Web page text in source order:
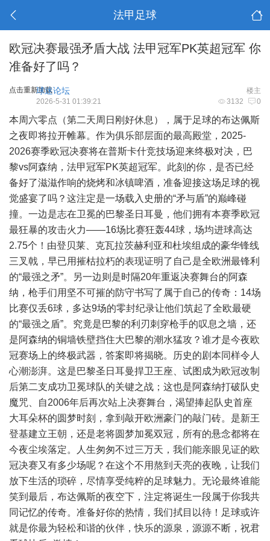
法甲足球
欧冠决赛最强矛盾大战 法甲冠军PK英超冠军 你
准备好了吗？
点击重新加载 楼主
球迷论坛
3132 0
2026-5-31 01:39:21
本周六零点（第二天周日刚好休息），属于足球的布达佩斯
之夜即将拉开帷幕。作为俱乐部层面的最高殿堂，2025-
2026赛季欧冠决赛将在普斯卡什竞技场迎来终极对决，巴
黎vs阿森纳，法甲冠军PK英超冠军。此刻的你，是否已经
备好了滋滋作响的烧烤和冰镇啤酒，准备迎接这场足球的视
觉盛宴了吗？这注定是一场载入史册的“矛与盾”的巅峰碰
撞。一边是志在卫冕的巴黎圣日耳曼，他们拥有本赛季欧冠
最狂暴的攻击火力——16场比赛狂轰44球，场均进球高达
2.75个！由登贝莱、克瓦拉茨赫利亚和杜埃组成的豪华锋线
三叉戟，早已用摧枯拉朽的表现证明了自己是全欧洲最锋利
的“最强之矛”。另一边则是时隔20年重返决赛舞台的阿森
纳，枪手们用坚不可摧的防守书写了属于自己的传奇：14场
比赛仅丢6球，多达9场的零封纪录让他们筑起了全欧最硬
的“最强之盾”。究竟是巴黎的利刃刺穿枪手的叹息之墙，还
是阿森纳的铜墙铁壁挡住大巴黎的潮水猛攻？谁才是今夜欧
冠赛场上的终极武器，答案即将揭晓。历史的剧本同样令人
心潮澎湃。这是巴黎圣日耳曼捍卫王座、试图成为欧冠改制
后第二支成功卫冕球队的关键之战；这也是阿森纳打破队史
魔咒、自2006年后再次站上决赛舞台，渴望捧起队史首座
大耳朵杯的圆梦时刻，拿到敲开欧洲豪门的敲门砖。是新王
登基建立王朝，还是老将圆梦加冕双冠，所有的悬念都将在
今夜尘埃落定。人生匆匆不过三万天，我们能亲眼见证的欧
冠决赛又有多少场呢？在这个不用熬到天亮的夜晚，让我们
放下生活的琐碎，尽情享受纯粹的足球魅力。无论最终谁能
笑到最后，布达佩斯的夜空下，注定将诞生一段属于你我共
同记忆的传奇。准备好你的热情，我们拭目以待！足球或许
就是你最为轻松和谐的伙伴，快乐的源泉，源源不断，祝君